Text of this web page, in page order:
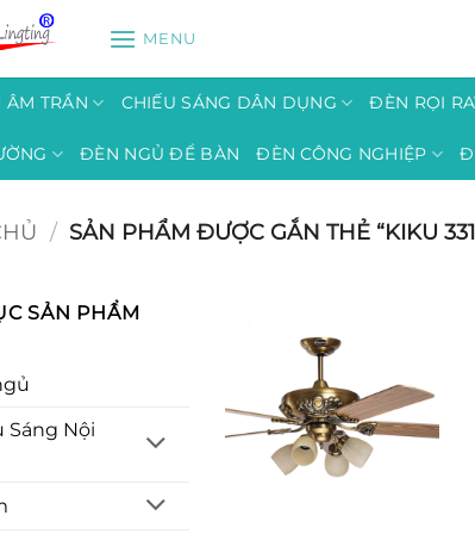
MENU
TRẦN CHIẾU SÁNG DÂN DỤNG ĐÈN RỌI
ĐÈN NGỦ ĐỂ BÀN ĐÈN CÔNG NGHIỆP
/ SẢN PHẨM ĐƯỢC GẮN THẺ “KIKU
SẢN PHẨM
Sáng Nội